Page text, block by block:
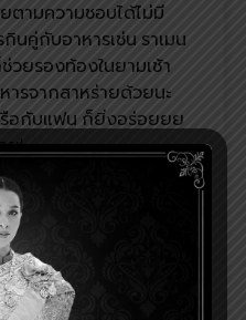
ตามความชอบได้ไม่มี
นคู่กับอาหารเช่น ราเมน
ยรองท้องในยามเช้า
รจากสาหร่ายด้วยนะ
อกับแฟน ก็ยิ่งอร่อยยย
ย!
เลือกของคนรักสุขภาพ
านความร้อน ทำให้ได้
มไปด้วยสารอาหารจาก
าหาร และแร่ธาตุสำคัญต่าง
กจัดเป็นหนึ่งในซูเปอร์ฟู๊ด
อร่างกาย ทำให้สาหร่าย